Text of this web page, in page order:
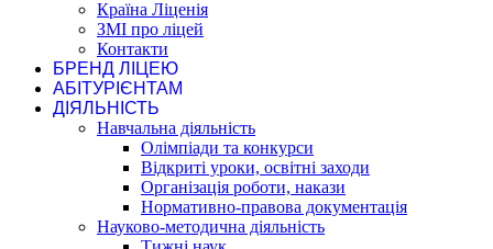
Країна Ліценія
ЗМІ про ліцей
Контакти
БРЕНД ЛІЦЕЮ
АБІТУРІЄНТАМ
ДІЯЛЬНІСТЬ
Навчальна діяльність
Олімпіади та конкурси
Відкриті уроки, освітні заходи
Організація роботи, накази
Нормативно-правова документація
Науково-методична діяльність